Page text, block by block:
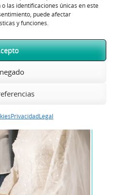
las identificaciones únicas en este
puede afectar
y funciones.
PrivacidadLegal